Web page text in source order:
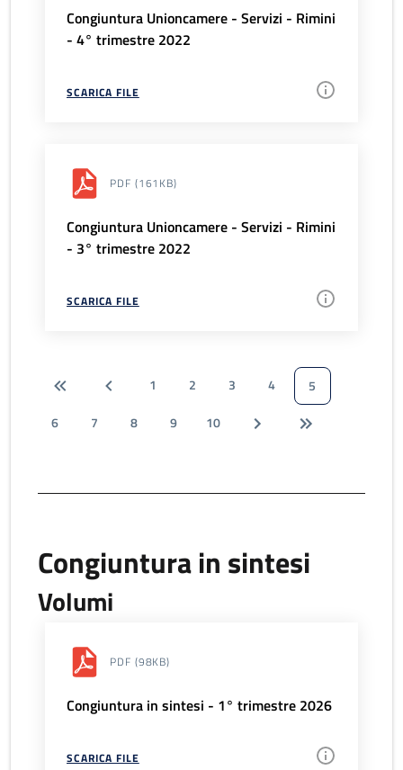
Congiuntura Unioncamere - Servizi - Rimini
- 4° trimestre 2022
SCARICA FILE
PDF (161KB)
Congiuntura Unioncamere - Servizi - Rimini
- 3° trimestre 2022
SCARICA FILE
1 2 3 4
5
6
7 8 9 10
Congiuntura in sintesi
Volumi
PDF (98KB)
Congiuntura in sintesi - 1° trimestre 2026
SCARICA FILE